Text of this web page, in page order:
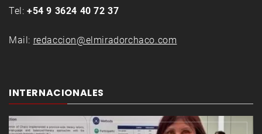
Tel: +54 9 3624 40 72 37
Mail: redaccion@elmiradorchaco.com
INTERNACIONALES